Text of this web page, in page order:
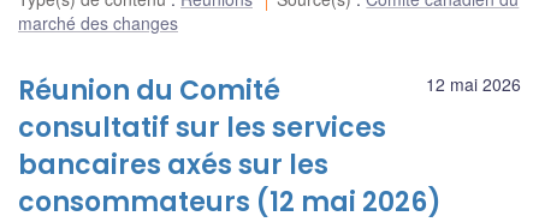
marché des changes
12 mai 2026
Réunion du Comité
consultatif sur les services
bancaires axés sur les
consommateurs (12 mai 2026)